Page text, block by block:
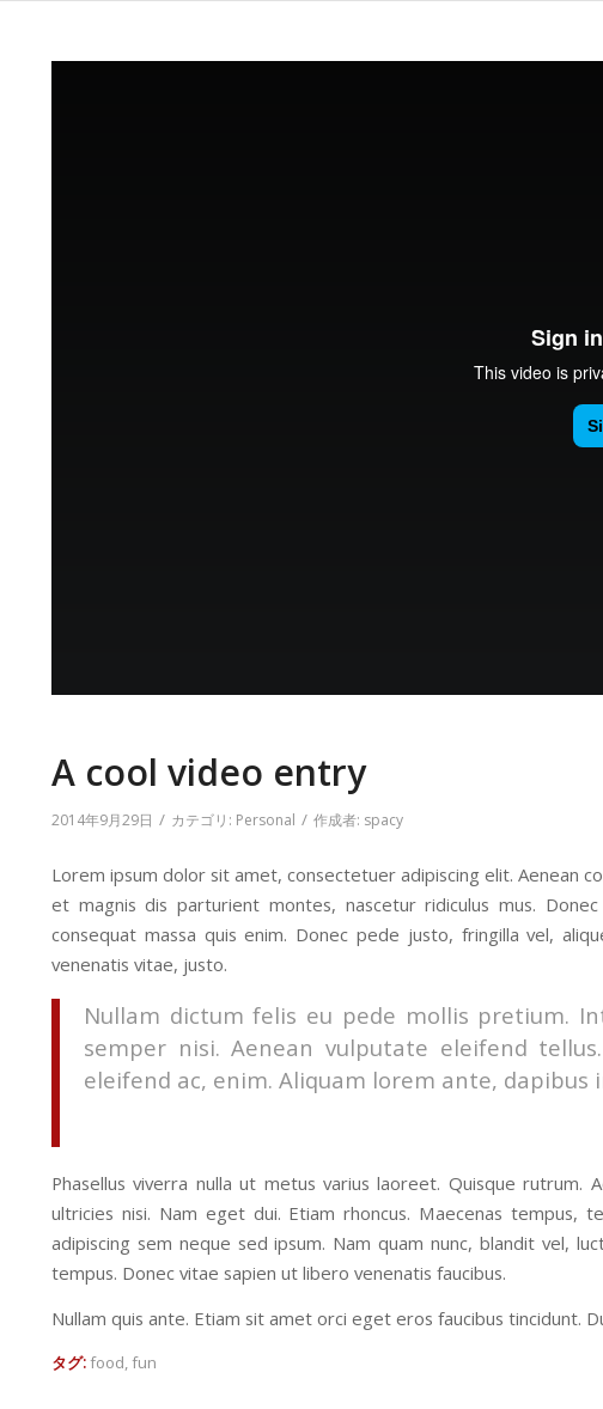
A cool video entry
2014年9月29日 / カテゴリ: Personal / 作成者: spacy
Lorem ipsum dolor sit amet, consectetuer adipiscing elit. Aenean
et magnis dis parturient montes, nascetur ridiculus mus.
consequat massa quis enim. Donec pede justo, fringilla vel,
venenatis vitae, justo.
Nullam dictum felis eu pede mollis pretium.
semper nisi. Aenean vulputate eleifend
eleifend ac, enim. Aliquam lorem ante, dapibus
Phasellus viverra nulla ut metus varius laoreet. Quisque rutrum.
ultricies nisi. Nam eget dui. Etiam rhoncus. Maecenas
adipiscing sem neque sed ipsum. Nam quam nunc, blandit vel,
tempus. Donec vitae sapien ut libero venenatis faucibus.
Nullam quis ante. Etiam sit amet orci eget eros faucibus tincidunt.
タグ:food,fun